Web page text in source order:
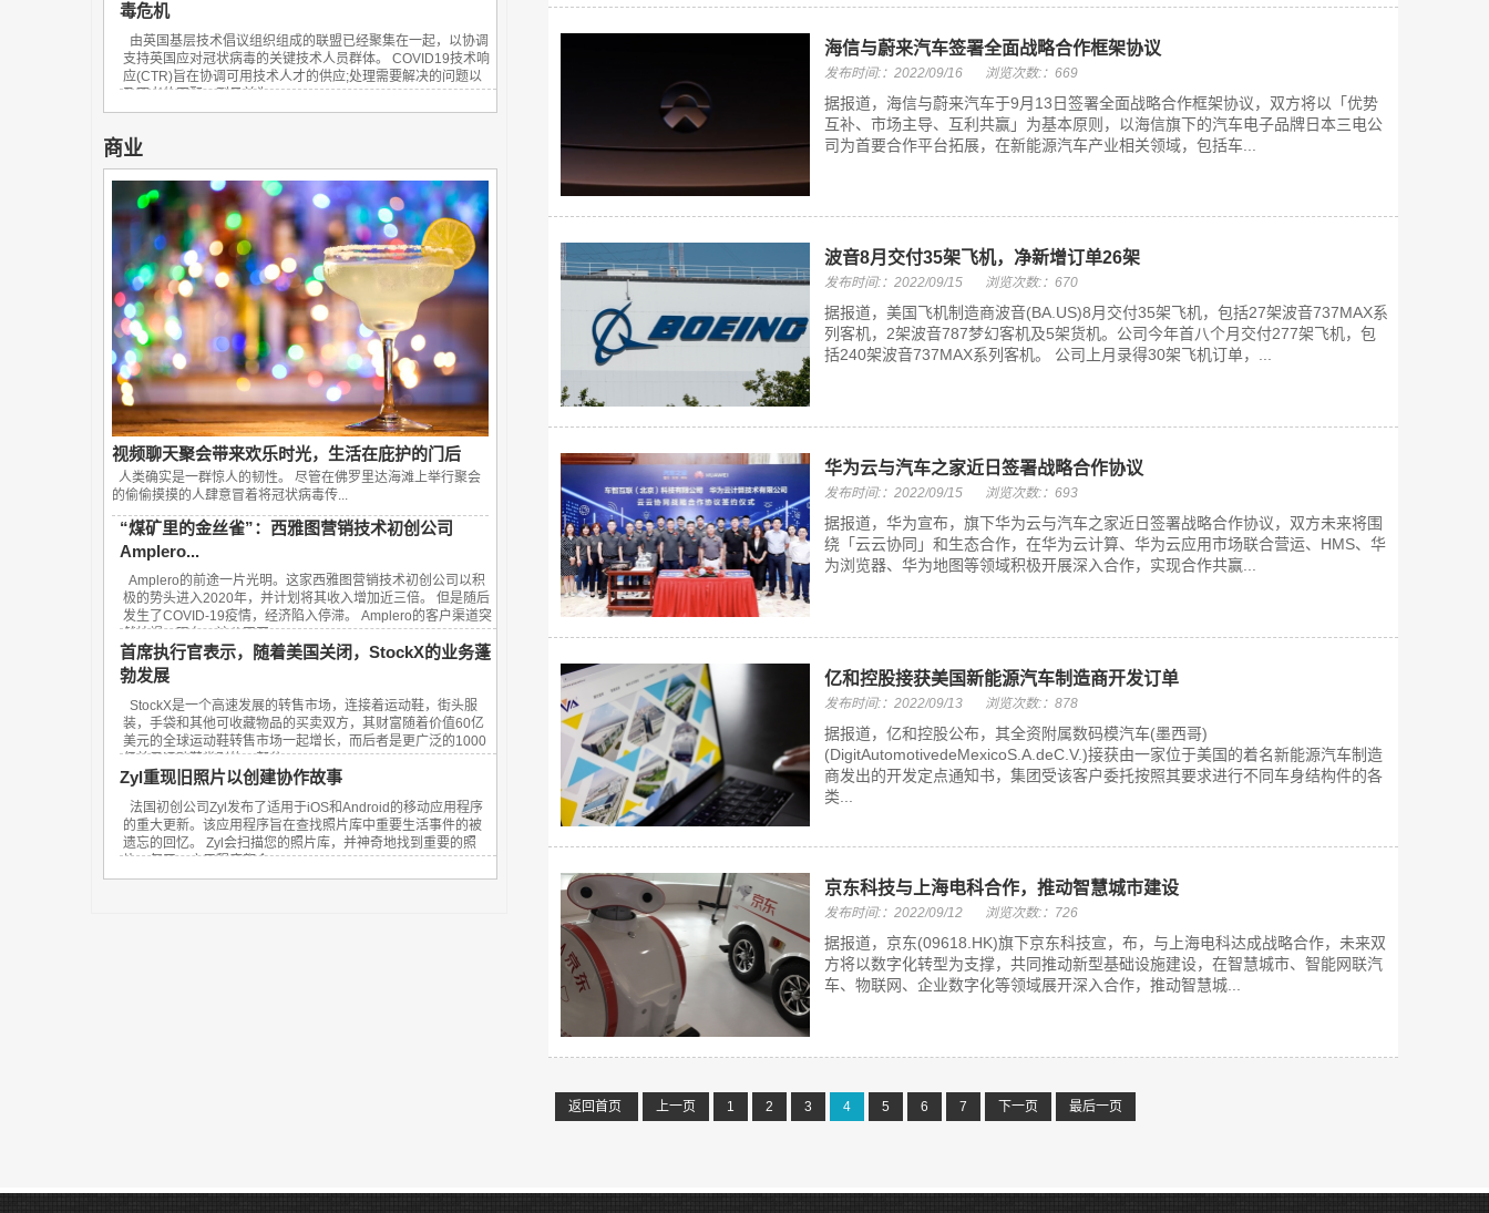
毒危机
由英国基层技术倡议组织组成的联盟已经聚集在一起，以协调
支持英国应对冠状病毒的关键技术人员群体。 COVID19技术响
应(CTR)旨在协调可用技术人才的供应;处理需要解决的问题以
及两者的匹配。到目前为...
商业
视频聊天聚会带来欢乐时光，生活在庇护的门后
人类确实是一群惊人的韧性。 尽管在佛罗里达海滩上举行聚会
的偷偷摸摸的人肆意冒着将冠状病毒传...
“煤矿里的金丝雀”：西雅图营销技术初创公司
Amplero...
Amplero的前途一片光明。这家西雅图营销技术初创公司以积
极的势头进入2020年，并计划将其收入增加近三倍。 但是随后
发生了COVID-19疫情，经济陷入停滞。 Amplero的客户渠道突
然枯竭。现在，该公司正...
首席执行官表示，随着美国关闭，StockX的业务蓬
勃发展
StockX是一个高速发展的转售市场，连接着运动鞋，街头服
装，手袋和其他可收藏物品的买卖双方，其财富随着价值60亿
美元的全球运动鞋转售市场一起增长，而后者是更广泛的1000
亿美元运动鞋类别的一部分。...
Zyl重现旧照片以创建协作故事
法国初创公司Zyl发布了适用于iOS和Android的移动应用程序
的重大更新。该应用程序旨在查找照片库中重要生活事件的被
遗忘的回忆。 Zyl会扫描您的照片库，并神奇地找到重要的照
片。每天，应用程序都会...
海信与蔚来汽车签署全面战略合作框架协议
发布时间:：2022/09/16 浏览次数:：669
据报道，海信与蔚来汽车于9月13日签署全面战略合作框架协议，双方将以「优势
互补、市场主导、互利共赢」为基本原则，以海信旗下的汽车电子品牌日本三电公
司为首要合作平台拓展，在新能源汽车产业相关领域，包括车...
波音8月交付35架飞机，净新增订单26架
发布时间:：2022/09/15 浏览次数:：670
据报道，美国飞机制造商波音(BA.US)8月交付35架飞机，包括27架波音737MAX系
列客机，2架波音787梦幻客机及5架货机。公司今年首八个月交付277架飞机，包
括240架波音737MAX系列客机。 公司上月录得30架飞机订单，...
华为云与汽车之家近日签署战略合作协议
发布时间:：2022/09/15 浏览次数:：693
据报道，华为宣布，旗下华为云与汽车之家近日签署战略合作协议，双方未来将围
绕「云云协同」和生态合作，在华为云计算、华为云应用市场联合营运、HMS、华
为浏览器、华为地图等领域积极开展深入合作，实现合作共赢...
亿和控股接获美国新能源汽车制造商开发订单
发布时间:：2022/09/13 浏览次数:：878
据报道，亿和控股公布，其全资附属数码模汽车(墨西哥)
(DigitAutomotivedeMexicoS.A.deC.V.)接获由一家位于美国的着名新能源汽车制造
商发出的开发定点通知书，集团受该客户委托按照其要求进行不同车身结构件的各
类...
京东科技与上海电科合作，推动智慧城市建设
发布时间:：2022/09/12 浏览次数:：726
据报道，京东(09618.HK)旗下京东科技宣，布，与上海电科达成战略合作，未来双
方将以数字化转型为支撑，共同推动新型基础设施建设，在智慧城市、智能网联汽
车、物联网、企业数字化等领域展开深入合作，推动智慧城...
返回首页 上一页 1 2 3 4 5 6 7 下一页 最后一页